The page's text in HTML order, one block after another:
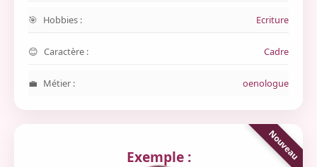
Hobbies : Ecriture
Caractère : Cadre
Métier : oenologue
Exemple :